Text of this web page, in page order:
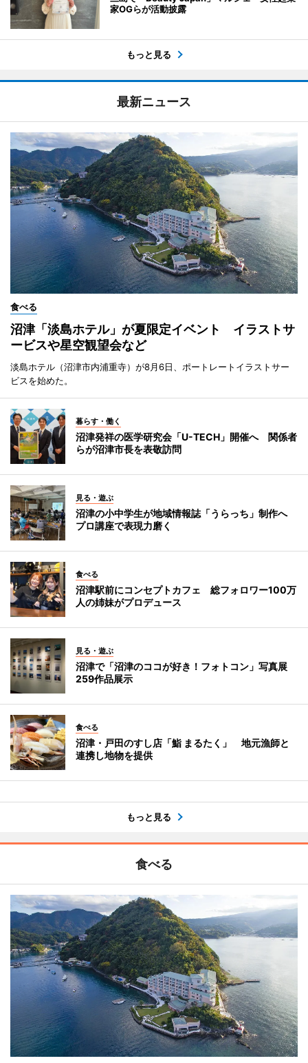
家OGらが活動披露
もっと見る
最新ニュース
食べる
沼津「淡島ホテル」が夏限定イベント イラストサ
ービスや星空観望会など
淡島ホテル（沼津市内浦重寺）が8月6日、ポートレートイラストサー
ビスを始めた。
暮らす・働く
沼津発祥の医学研究会「U-TECH」開催へ 関係者
らが沼津市長を表敬訪問
見る・遊ぶ
沼津の小中学生が地域情報誌「うらっち」制作へ
プロ講座で表現力磨く
食べる
沼津駅前にコンセプトカフェ 総フォロワー100万
人の姉妹がプロデュース
見る・遊ぶ
沼津で「沼津のココが好き！フォトコン」写真展
259作品展示
食べる
沼津・戸田のすし店「鮨 まるたく」 地元漁師と
連携し地物を提供
もっと見る
食べる